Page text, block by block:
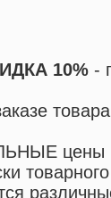
10% -
цены